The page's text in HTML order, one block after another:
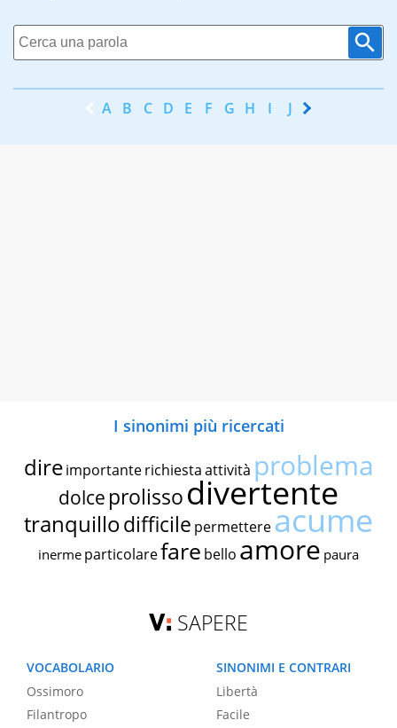
A B C D E F G H I J K
I sinonimi più ricercati
dire importante richiestaattività problema
dolce prolissodivertente
tranquillodifficile permettereacume
inerme particolarefare bello amore paura
SAPERE
VOCABOLARIO
Ossimoro
Filantropo
SINONIMI E CONTRARI
Libertà
Facile